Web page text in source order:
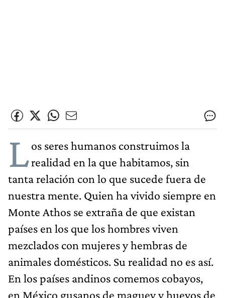
Los seres humanos construimos la
realidad en la que habitamos, sin
tanta relación con lo que sucede fuera de
nuestra mente. Quien ha vivido siempre en
Monte Athos se extraña de que existan
países en los que los hombres viven
mezclados con mujeres y hembras de
animales domésticos. Su realidad no es así.
En los países andinos comemos cobayos,
en México gusanos de maguey y huevos de